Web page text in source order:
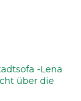
-Lena
über die